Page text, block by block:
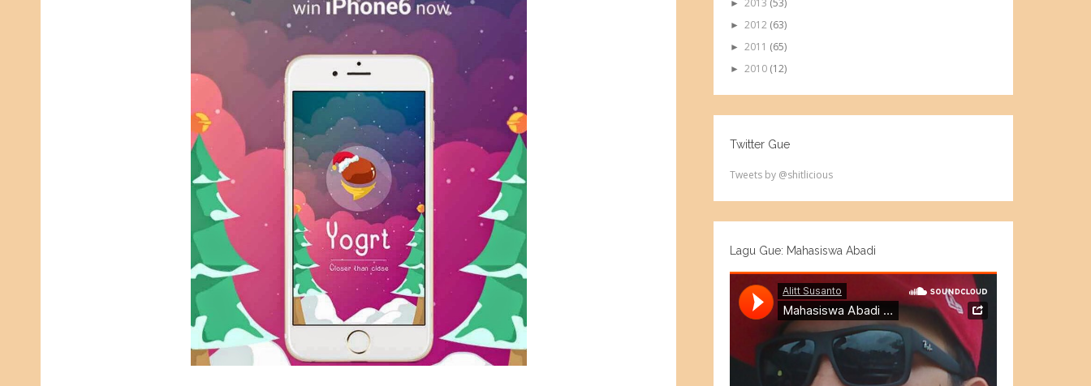
►2013 (53)
►2012 (63)
►2011 (65)
►2010 (12)
Twitter Gue
Tweets by @shitlicious
Lagu Gue: Mahasiswa Abadi